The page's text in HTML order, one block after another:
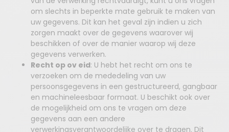
om slechts in beperkte mate gebruik te maken van
uw gegevens. Dit kan het geval zijn indien u zich
zorgen maakt over de gegevens waarover wij
beschikken of over de manier waarop wij deze
gegevens verwerken.
Recht op ov eid: U hebt het recht om ons te
verzoeken om de mededeling van uw
persoonsgegevens in een gestructureerd, gangbaar
en machineleesbaar formaat. U beschikt ook over
de mogelijkheid om ons te vragen om deze
gegevens aan een andere
verwerkingsverantwoordelijke over te dragen. Dit